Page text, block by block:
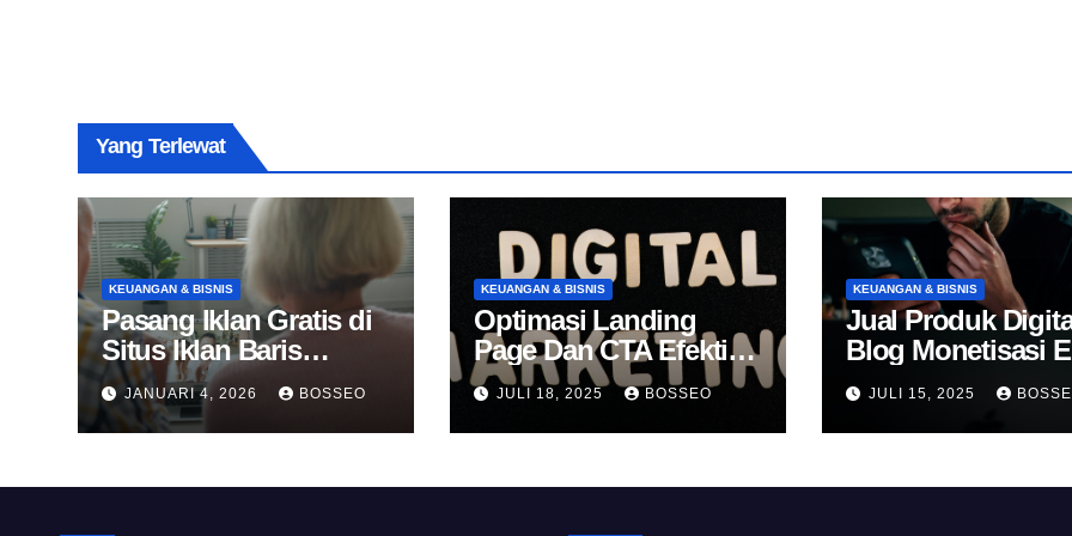
Yang Terlewat
KEUANGAN & BISNIS
Pasang Iklan Gratis di
Situs Iklan Baris
Online
JANUARI 4, 2026 BOSSEO
KEUANGAN & BISNIS
Optimasi Landing
Page Dan CTA Efektif
Untuk Konversi
JULI 18, 2025 BOSSEO
KEUANGAN & BISNIS
Jual Produk
Blog Monetisasi
JULI 15, 2025